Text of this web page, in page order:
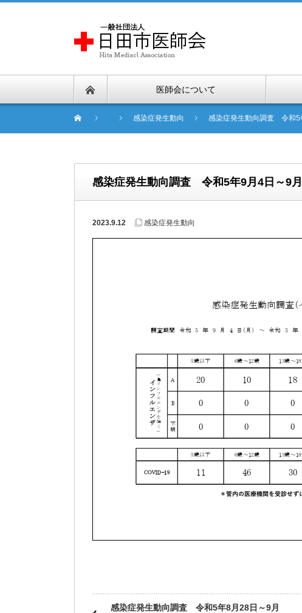
医師会について
感染症発生動向 感染症発生動向調査 令和5
感染症発生動向調査 令和5年9月4日～9
2023.9.12 感染症発生動向
感染症発生動向調査 令和5年8月28日～9月